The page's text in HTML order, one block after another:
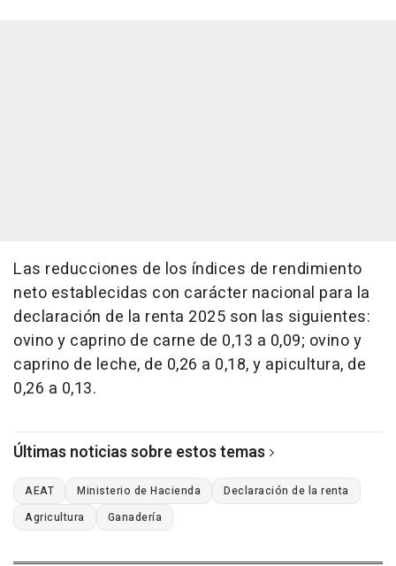
Las reducciones de los índices de rendimiento
neto establecidas con carácter nacional para la
declaración de la renta 2025 son las siguientes:
ovino y caprino de carne de 0,13 a 0,09; ovino y
caprino de leche, de 0,26 a 0,18, y apicultura, de
0,26 a 0,13.
Últimas noticias sobre estos temas
AEAT Ministerio de Hacienda
Declaración de la renta
Agricultura
Ganadería